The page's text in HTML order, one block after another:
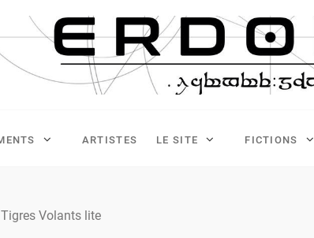
ARTISTES LE SITE FICTIONS
Tigres Volants lite